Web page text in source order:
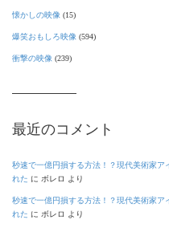
懐かしの映像 (15)
爆笑おもしろ映像 (594)
衝撃の映像 (239)
最近のコメント
秒速で一億円損する方法！？現代美術家
れた に ボレロ より
秒速で一億円損する方法！？現代美術家
れた に ボレロ より